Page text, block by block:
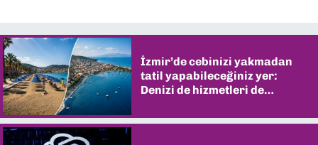
İzmir’de cebinizi yakmadan
tatil yapabileceğiniz yer:
Denizi de hizmetleri de